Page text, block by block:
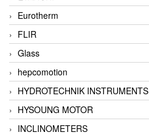
Eurotherm
FLIR
Glass
hepcomotion
HYDROTECHNIK INSTRUMENTS
HYSOUNG MOTOR
INCLINOMETERS